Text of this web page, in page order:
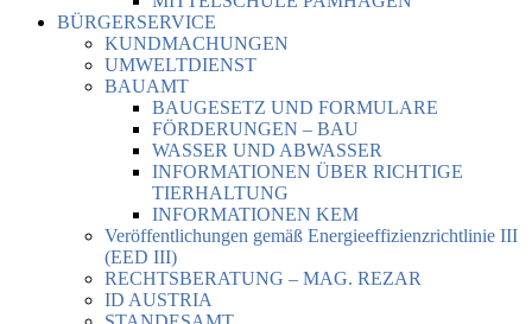
BÜRGERSERVICE
KUNDMACHUNGEN
UMWELTDIENST
BAUAMT
BAUGESETZ UND FORMULARE
FÖRDERUNGEN – BAU
WASSER UND ABWASSER
INFORMATIONEN ÜBER RICHTIGE
TIERHALTUNG
INFORMATIONEN KEM
Veröffentlichungen gemäß Energieeffizienzrichtlinie III
(EED III)
RECHTSBERATUNG – MAG. REZAR
ID AUSTRIA